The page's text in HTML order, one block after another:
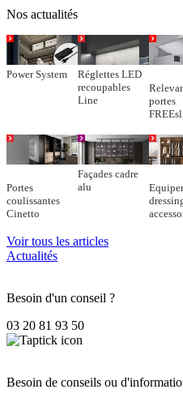
Nos actualités
Power System
Réglettes LED
recoupables
Line
portes
Portes
coulissantes
Cinetto
Façades cadre
alu
Voir tous les articles
Actualités
Besoin d'un conseil ?
03 20 81 93 50
Besoin de conseils ou